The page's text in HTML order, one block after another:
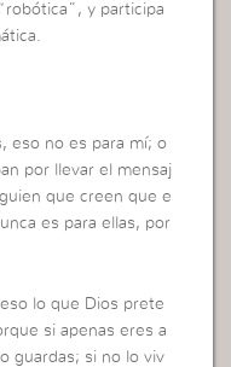
y participa
eso no es para mí; o
por llevar el mensaj
que creen que e
es para ellas, por
lo que Dios prete
si apenas eres a
guardas; si no lo viv